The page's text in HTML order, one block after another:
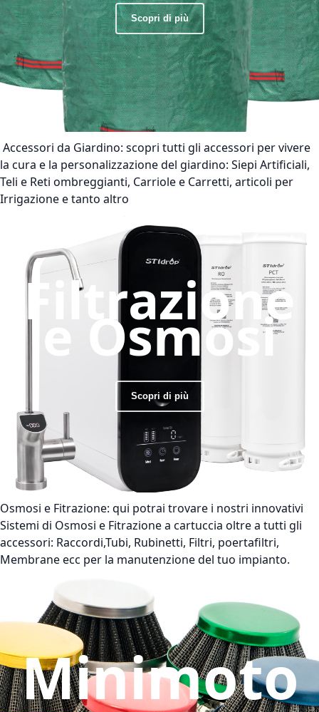
Scopri di più
Accessori da Giardino: scopri tutti gli accessori per vivere
la cura e la personalizzazione del giardino: Siepi Artificiali,
Teli e Reti ombreggianti, Carriole e Carretti, articoli per
Irrigazione e tanto altro
Filtrazione
e Osmosi
Scopri di più
Osmosi e Fitrazione: qui potrai trovare i nostri innovativi
Sistemi di Osmosi e Fitrazione a cartuccia oltre a tutti gli
accessori: Raccordi,Tubi, Rubinetti, Filtri, poertafiltri,
Membrane ecc per la manutenzione del tuo impianto.
Minimoto